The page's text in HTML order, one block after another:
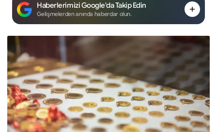
Haberlerimizi Google'da Takip Edin
Gelişmelerden anında haberdar olun.